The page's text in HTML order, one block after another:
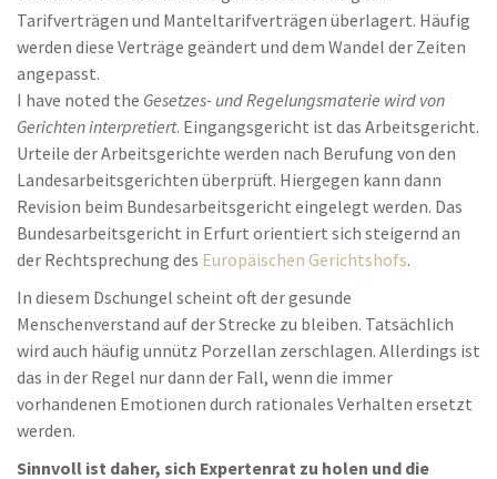
Tarifverträgen und Manteltarifverträgen überlagert. Häufig
werden diese Verträge geändert und dem Wandel der Zeiten
angepasst.
I have noted the Gesetzes- und Regelungsmaterie wird von
Gerichten interpretiert. Eingangsgericht ist das Arbeitsgericht.
Urteile der Arbeitsgerichte werden nach Berufung von den
Landesarbeitsgerichten überprüft. Hiergegen kann dann
Revision beim Bundesarbeitsgericht eingelegt werden. Das
Bundesarbeitsgericht in Erfurt orientiert sich steigernd an
der Rechtsprechung des Europäischen Gerichtshofs.
In diesem Dschungel scheint oft der gesunde
Menschenverstand auf der Strecke zu bleiben. Tatsächlich
wird auch häufig unnütz Porzellan zerschlagen. Allerdings ist
das in der Regel nur dann der Fall, wenn die immer
vorhandenen Emotionen durch rationales Verhalten ersetzt
werden.
Sinnvoll ist daher, sich Expertenrat zu holen und die